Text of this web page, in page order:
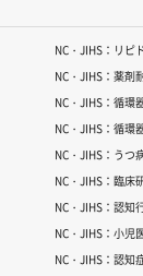
NC・JIHS：リピ
NC・JIHS：薬剤
NC・JIHS：循環
NC・JIHS：循環
NC・JIHS：うつ
NC・JIHS：臨床
NC・JIHS：認知
NC・JIHS：小児
NC・JIHS：認知